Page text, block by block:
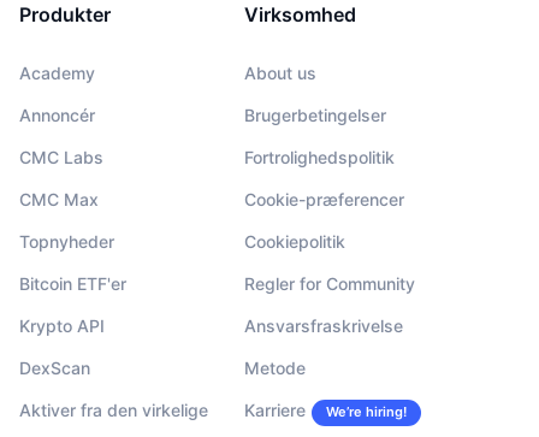
Produkter
Academy
Annoncér
CMC Labs
CMC Max
Topnyheder
Bitcoin ETF'er
Krypto API
DexScan
Aktiver fra den virkelige
Virksomhed
About us
Brugerbetingelser
Fortrolighedspolitik
Cookie-præferencer
Cookiepolitik
Regler for Community
Ansvarsfraskrivelse
Metode
Karriere We’re hiring!